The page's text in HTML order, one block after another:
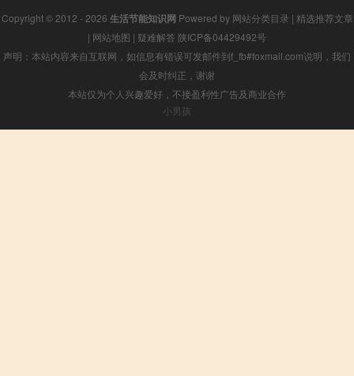
Copyright © 2012 - 2026 生活节能知识网 Powered by 网站分类目录 | 精选推荐文章
| 网站地图 | 疑难解答 陕ICP备04429492号
声明：本站内容来自互联网，如信息有错误可发邮件到f_fb#foxmail.com说明，我们
会及时纠正，谢谢
本站仅为个人兴趣爱好，不接盈利性广告及商业合作
小男孩